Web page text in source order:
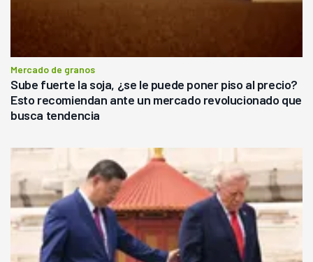
Mercado de granos
Sube fuerte la soja, ¿se le puede poner piso al precio?
Esto recomiendan ante un mercado revolucionado que
busca tendencia